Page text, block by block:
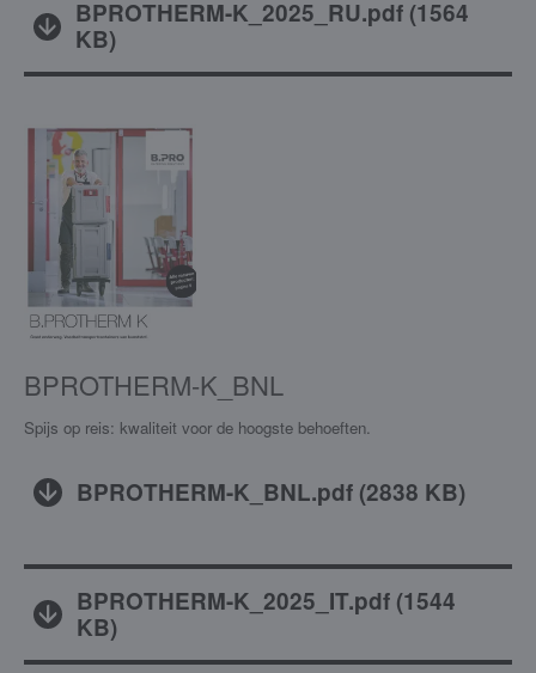
BPROTHERM-K_2025_RU.pdf(1564
KB)
BPROTHERM-K_BNL
Spijs op reis: kwaliteit voor de hoogste behoeften.
BPROTHERM-K_BNL.pdf (2838 KB)
BPROTHERM-K_2025_IT.pdf(1544
KB)